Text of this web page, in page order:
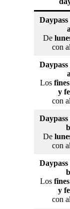
De
con
Los
y
con
De
con
Los
y
con